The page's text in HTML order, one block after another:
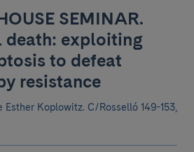
SEMINAR.
death: exploiting
to defeat
resistance
Koplowitz. C/Rosselló 149-153,